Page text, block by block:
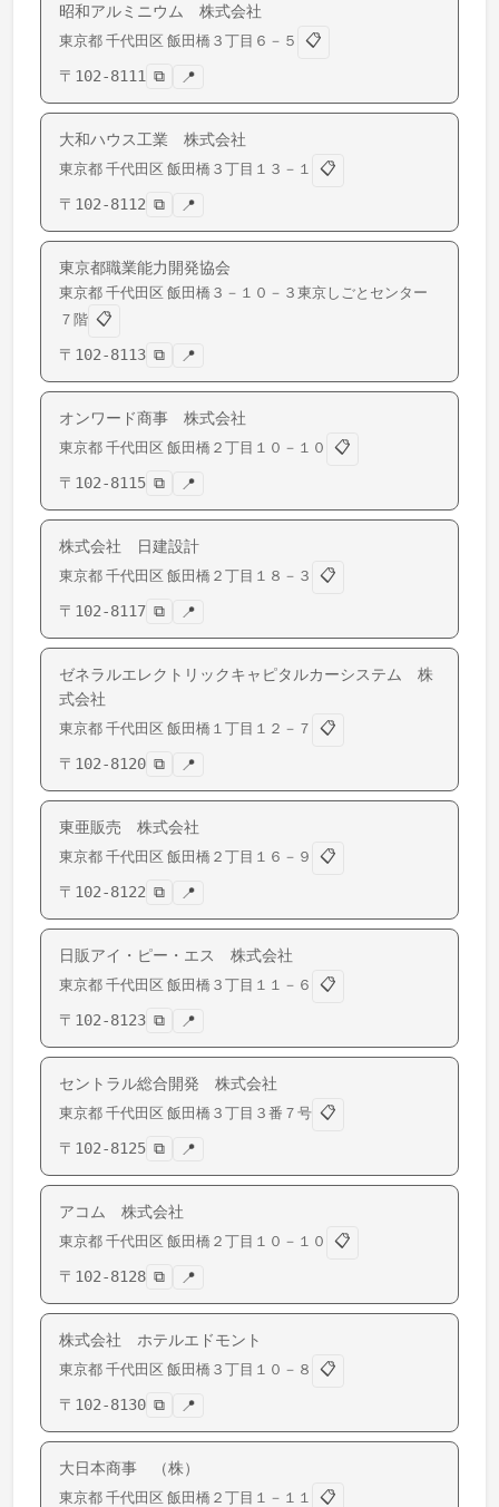
昭和アルミニウム 株式会社
東京都 千代田区 飯田橋 ３丁目６－５
📋
〒 102-8111 ⧉ 📍
大和ハウス工業 株式会社
東京都 千代田区 飯田橋 ３丁目１３－１
📋
〒 102-8112 ⧉ 📍
東京都職業能力開発協会
東京都 千代田区 飯田橋 ３－１０－３東京しごとセンター
７階 📋
〒 102-8113 ⧉ 📍
オンワード商事 株式会社
東京都 千代田区 飯田橋 ２丁目１０－１０
📋
〒 102-8115 ⧉ 📍
株式会社 日建設計
東京都 千代田区 飯田橋 ２丁目１８－３
📋
〒 102-8117 ⧉ 📍
ゼネラルエレクトリックキャピタルカーシステム 株
式会社
東京都 千代田区 飯田橋 １丁目１２－７
📋
〒 102-8120 ⧉ 📍
東亜販売 株式会社
東京都 千代田区 飯田橋 ２丁目１６－９
📋
〒 102-8122 ⧉ 📍
日販アイ・ピー・エス 株式会社
東京都 千代田区 飯田橋 ３丁目１１－６
📋
〒 102-8123 ⧉ 📍
セントラル総合開発 株式会社
東京都 千代田区 飯田橋 ３丁目３番７号 📋
〒 102-8125 ⧉ 📍
アコム 株式会社
東京都 千代田区 飯田橋 ２丁目１０－１０
📋
〒 102-8128 ⧉ 📍
株式会社 ホテルエドモント
東京都 千代田区 飯田橋 ３丁目１０－８
📋
〒 102-8130 ⧉ 📍
大日本商事 （株）
東京都 千代田区 飯田橋 ２丁目１－１１
📋